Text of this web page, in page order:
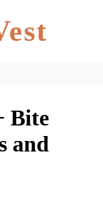
Bite
and